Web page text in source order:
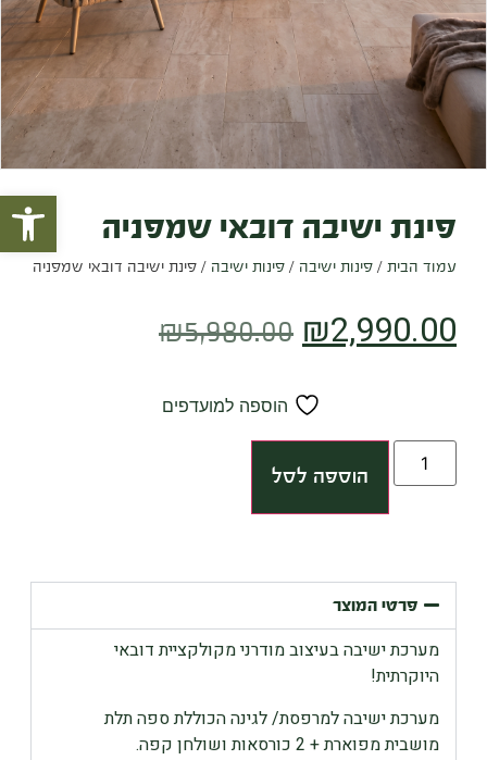
פתח
פינת ישיבה דובאי שמפניה
עמוד הבית / פינות ישיבה / פינות ישיבה / פינת ישיבה דובאי שמפניה
₪5,980.00 ₪2,990.00
הוספה למועדפים
הוספה לסל
פרטי המוצר
מערכת ישיבה בעיצוב מודרני מקולקציית דובאי
היוקרתית!
מערכת ישיבה למרפסת/ לגינה הכוללת ספה תלת
מושבית מפוארת + 2 כורסאות ושולחן קפה.